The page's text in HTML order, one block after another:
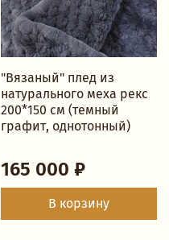
"Вязаный" плед из
натурального меха рекс
200*150 см (темный
графит, однотонный)
165 000 ₽
В корзину